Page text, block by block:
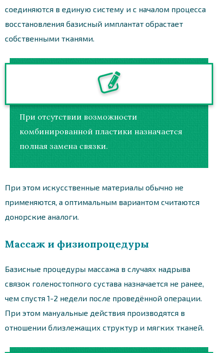
соединяются в единую систему и с началом процесса
восстановления базисный имплантат обрастает
собственными тканями.
При отсутствии возможности
комбинированной пластики назначается
полная замена связки.
При этом искусственные материалы обычно не
применяются, а оптимальным вариантом считаются
донорские аналоги.
Массаж и физиопроцедуры
Базисные процедуры массажа в случаях надрыва
связок голеностопного сустава назначается не ранее,
чем спустя 1-2 недели после проведённой операции.
При этом мануальные действия производятся в
отношении близлежащих структур и мягких тканей.